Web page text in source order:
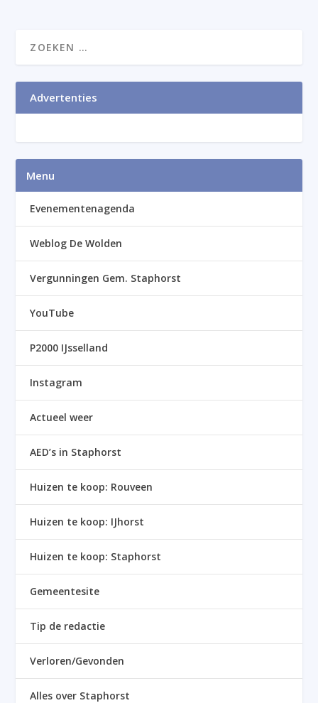
Advertenties
Menu
Evenementenagenda
Weblog De Wolden
Vergunningen Gem. Staphorst
YouTube
P2000 IJsselland
Instagram
Actueel weer
AED’s in Staphorst
Huizen te koop: Rouveen
Huizen te koop: IJhorst
Huizen te koop: Staphorst
Gemeentesite
Tip de redactie
Verloren/Gevonden
Alles over Staphorst